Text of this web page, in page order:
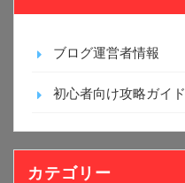
ブログ運営者情報
初心者向け攻略ガイド
カテゴリー